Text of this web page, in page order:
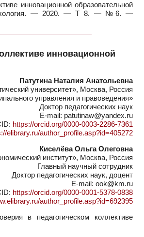
инновационной образовательной
— 2020. — Т 8. — №6. —
инновационной
Патутина Наталия Анатольевна
университет», Москва, Россия
управления и правоведения»
Доктор педагогических наук
E-mail: patutinaw@yandex.ru
https://orcid.org/0000-0003-2286-7361
elibrary.ru/author_profile.asp?id=405272
Киселёва Ольга Олеговна
институт», Москва, Россия
Главный научный сотрудник
Доктор педагогических наук, доцент
E-mail: ook@km.ru
https://orcid.org/0000-0001-5378-0838
author_profile.asp?id=692395
в педагогическом коллективе